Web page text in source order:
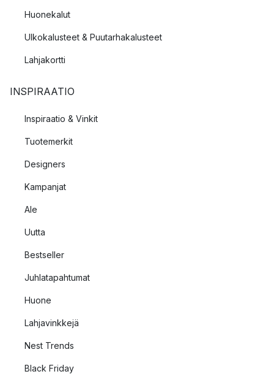
Huonekalut
Ulkokalusteet & Puutarhakalusteet
Lahjakortti
INSPIRAATIO
Inspiraatio & Vinkit
Tuotemerkit
Designers
Kampanjat
Ale
Uutta
Bestseller
Juhlatapahtumat
Huone
Lahjavinkkejä
Nest Trends
Black Friday